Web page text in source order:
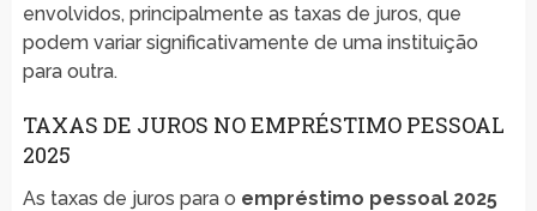
envolvidos, principalmente as taxas de juros, que
podem variar significativamente de uma instituição
para outra.
TAXAS DE JUROS NO EMPRÉSTIMO PESSOAL
2025
As taxas de juros para o empréstimo pessoal 2025